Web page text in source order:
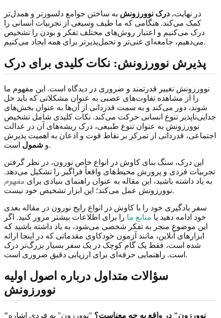
در نهایت، درک نوورزونش به ساختن جوامع دلسوزتر و همدل‌تر
کمک می‌کند. هنگامی که ما طیف وسیعی از تجربیات انسانی را
درک می‌کنیم و اعتبار روش‌های مختلف تفکر و بودن را تشخیص
می‌دهیم، جامعه‌ای غنی‌تر و تحمل‌پذیرتر برای همه ایجاد می‌کنیم.
پذیرش نوورزونش: نکات کلیدی برای درک
نوورزونش تغییر قدرتمند و ضروری در دیدگاه است. این مفهوم ما
را از مشاهده تفاوت‌های عصبی به عنوان مشکلاتی که باید حل
شوند، دور می‌کند و به سمت قدردانی از آن‌ها به عنوان بخش‌های
جدایی‌ناپذیر تنوع انسانی حرکت می‌کند. نکات کلیدی شامل تشخیص
نوورزونش به عنوان تنوع طبیعی، درک ریشه‌های آن در عدالت
اجتماعی، قدردانی از تمرکز بر نقاط قوت و اذعان به اهمیت پذیرش
و شمول است.
این درک، سنگ بنای کاوش در انواع خاص نورون، در نظر گرفتن
تجربیات فردی و پرورش محیط‌های واقعاً فراگیر را تشکیل می‌دهد.
به یاد داشته باشید، این مقاله به عنوان راهنمای بنیادی برای مفهوم
نوورزونش عمل می‌کند؛ این ابزار تشخیص خود نیست.
سفر یادگیری خود را با کاوش در انواع رایج نورون در مقاله بعدی
خود ادامه دهید یا منابع ما را برای اطلاعات بیشتر مرور کنید. اگر
این موضوع منجر به تفکر شخصی می‌شود، به یاد داشته باشید که
ابزارهای آنلاین، مانند آزمون خودکاوی مقدماتی که در اینجا ارائه
شده است، فقط یک گام کوچک در یک سفر بسیار بزرگ‌تر درک
است. راهنمایی حرفه‌ای برای ارزیابی دقیق ضروری است.
سؤالات متداول درباره اصول اولیه
نوورزونش
"نوورزون" در واقع به چه معناست؟ "نوورزون" به فردی اشاره